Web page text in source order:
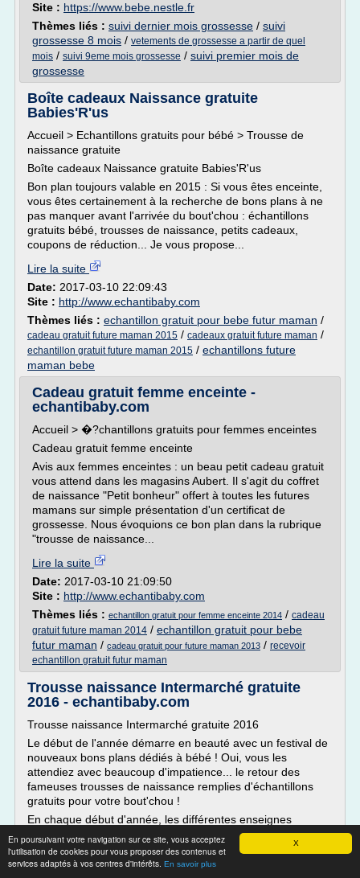
X
En poursuivant votre navigation sur ce site, vous acceptez
l'utilisation de cookies pour vous proposer des contenus et
services adaptés à vos centres d'intérêts. En savoir plus
Site : https://www.bebe.nestle.fr
Thèmes liés : suivi dernier mois grossesse / suivi
grossesse 8 mois / vetements de grossesse a partir de quel
mois / suivi 9eme mois grossesse / suivi premier mois de
grossesse
Boîte cadeaux Naissance gratuite
Babies'R'us
Accueil > Echantillons gratuits pour bébé > Trousse de
naissance gratuite
Boîte cadeaux Naissance gratuite Babies'R'us
Bon plan toujours valable en 2015 : Si vous êtes enceinte,
vous êtes certainement à la recherche de bons plans à ne
pas manquer avant l'arrivée du bout'chou : échantillons
gratuits bébé, trousses de naissance, petits cadeaux,
coupons de réduction... Je vous propose...
Lire la suite
Date: 2017-03-10 22:09:43
Site : http://www.echantibaby.com
Thèmes liés : echantillon gratuit pour bebe futur maman /
cadeau gratuit future maman 2015 / cadeaux gratuit future maman /
echantillon gratuit future maman 2015 / echantillons future
maman bebe
Cadeau gratuit femme enceinte -
echantibaby.com
Accueil > �?chantillons gratuits pour femmes enceintes
Cadeau gratuit femme enceinte
Avis aux femmes enceintes : un beau petit cadeau gratuit
vous attend dans les magasins Aubert. Il s'agit du coffret
de naissance "Petit bonheur" offert à toutes les futures
mamans sur simple présentation d'un certificat de
grossesse. Nous évoquions ce bon plan dans la rubrique
"trousse de naissance...
Lire la suite
Date: 2017-03-10 21:09:50
Site : http://www.echantibaby.com
Thèmes liés : echantillon gratuit pour femme enceinte 2014 / cadeau
gratuit future maman 2014 / echantillon gratuit pour bebe
futur maman / cadeau gratuit pour future maman 2013 / recevoir
echantillon gratuit futur maman
Trousse naissance Intermarché gratuite
2016 - echantibaby.com
Trousse naissance Intermarché gratuite 2016
Le début de l'année démarre en beauté avec un festival de
nouveaux bons plans dédiés à bébé ! Oui, vous les
attendiez avec beaucoup d'impatience... le retour des
fameuses trousses de naissance remplies d'échantillons
gratuits pour votre bout'chou !
En chaque début d'année, les différentes enseignes
Lire la suite